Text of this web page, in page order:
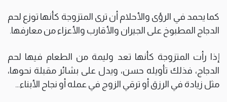
كما يحمد في الرؤى والأحلام أن ترى المتزوجة كأنها توزع لحم
الدجاج المطبوخ على الجيران والأقارب والأعزاء من معارفها.
إذا رأت المتزوجة كأنها تعد وليمة من الطعام فيها لحم
الدجاج، فذلك تأويله حسن، ويدل على بشائر مقبلة نحوها،
مثل زيادة في الرزق أو ترقي الزوج في عمله أو نجاح الأبناء…